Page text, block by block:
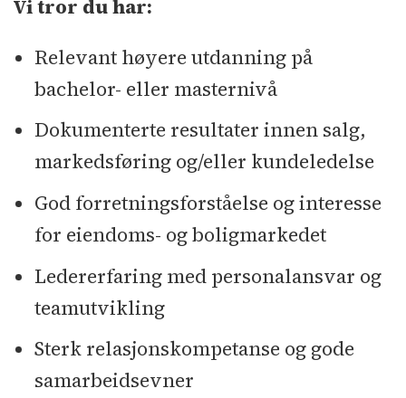
Vi tror du har:
Relevant høyere utdanning på
bachelor- eller masternivå
Dokumenterte resultater innen salg,
markedsføring og/eller kundeledelse
God forretningsforståelse og interesse
for eiendoms- og boligmarkedet
Ledererfaring med personalansvar og
teamutvikling
Sterk relasjonskompetanse og gode
samarbeidsevner